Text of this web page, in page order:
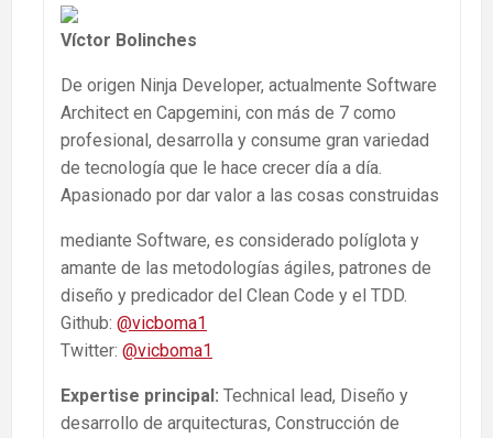
Víctor Bolinches
De origen Ninja Developer, actualmente Software
Architect en Capgemini, con más de 7 como
profesional, desarrolla y consume gran variedad
de tecnología que le hace crecer día a día.
Apasionado por dar valor a las cosas construidas
mediante Software, es considerado políglota y
amante de las metodologías ágiles, patrones de
diseño y predicador del Clean Code y el TDD.
Github: @vicboma1
Twitter: @vicboma1
Expertise principal: Technical lead, Diseño y
desarrollo de arquitecturas, Construcción de